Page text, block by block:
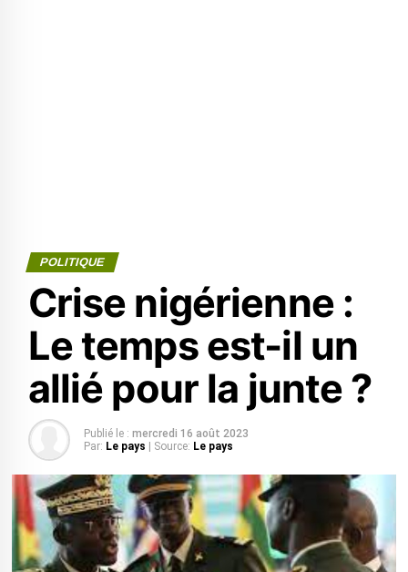
POLITIQUE
Crise nigérienne :
Le temps est-il un
allié pour la junte ?
Publié le : mercredi 16 août 2023
Par: Le pays | Source: Le pays